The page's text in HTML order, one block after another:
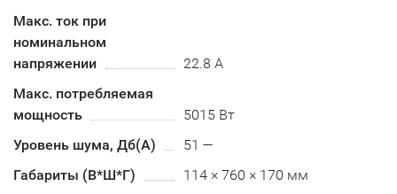
Макс. ток при
номинальном
напряжении
22.8 А
Макс. потребляемая
мощность
5015 Вт
Уровень шума, Дб(А)
51 —
Габариты (В*Ш*Г)
114 × 760 × 170 мм